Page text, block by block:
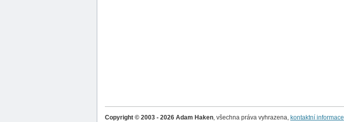
Copyright © 2003 - 2026 Adam Haken, všechna práva vyhrazena, kontaktní informace